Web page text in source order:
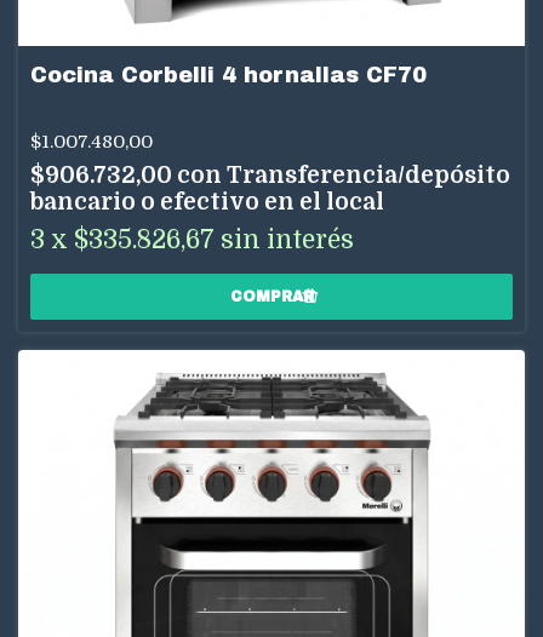
Cocina Corbelli 4 hornallas CF70
$1.007.480,00
$906.732,00 con Transferencia/depósito
bancario o efectivo en el local
3 x $335.826,67 sin interés